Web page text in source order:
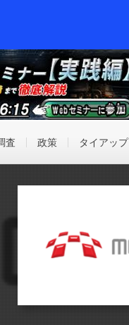
査 政策 タイアップ